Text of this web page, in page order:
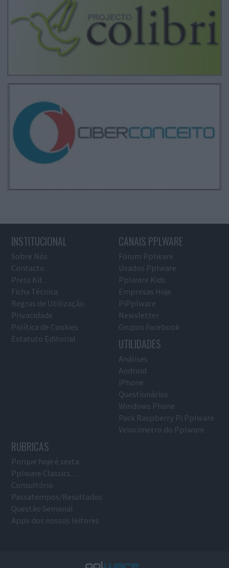
INSTITUCIONAL
Sobre Nós
Contacto
Press Kit
Ficha Técnica
Regras de Utilização
Privacidade
Política de Cookies
Estatuto Editorial
CANAIS PPLWARE
Fórum Pplware
Usados Pplware
Pplware Kids
Empresas Hoje
PiPplware
Newsletter
Grupos Facebook
UTILIDADES
Análises
Android
iPhone
Questionários
Windows Phone
Pack Raspberry Pi Pplware
Velocímetro do Pplware
RUBRICAS
Porque hoje é sexta
Pplware Classics…
Consultório
Passatempos/Resultados
Questão Semanal
Apps dos nossos leitores